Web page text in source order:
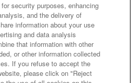
金の導入状況
security purposes, enhancing
and the delivery of
information about your use
and data analysis
that information with other
or other information collected
If you refuse to accept the
please click on "Reject